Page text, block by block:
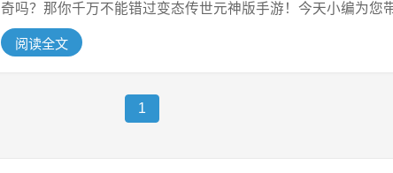
奇吗？那你千万不能错过变态传世元神版手游！今天小编为您
态...
阅读全文
1